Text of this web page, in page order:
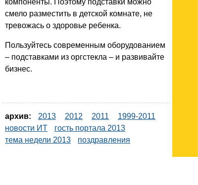
компоненты. Поэтому подставки можно
смело разместить в детской комнате, не
тревожась о здоровье ребенка.
Пользуйтесь современным оборудованием
– подставками из оргстекла – и развивайте
бизнес.
архив: 2013 2012 2011
1999-2011
новости ИТ
гость портала 2013
тема недели 2013
поздравления